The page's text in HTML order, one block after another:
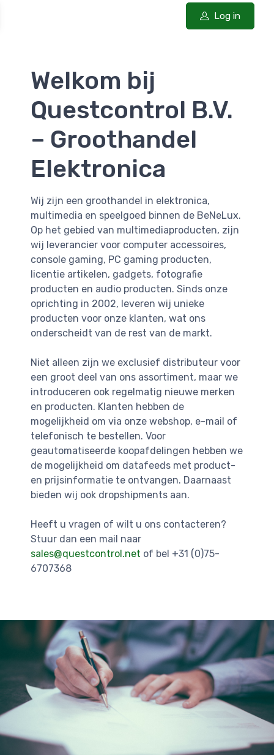
Log in
Welkom bij
Questcontrol B.V.
– Groothandel
Elektronica
Wij zijn een groothandel in elektronica,
multimedia en speelgoed binnen de BeNeLux.
Op het gebied van multimediaproducten, zijn
wij leverancier voor computer accessoires,
console gaming, PC gaming producten,
licentie artikelen, gadgets, fotografie
producten en audio producten. Sinds onze
oprichting in 2002, leveren wij unieke
producten voor onze klanten, wat ons
onderscheidt van de rest van de markt.
Niet alleen zijn we exclusief distributeur voor
een groot deel van ons assortiment, maar we
introduceren ook regelmatig nieuwe merken
en producten. Klanten hebben de
mogelijkheid om via onze webshop, e-mail of
telefonisch te bestellen. Voor
geautomatiseerde koopafdelingen hebben we
de mogelijkheid om datafeeds met product-
en prijsinformatie te ontvangen. Daarnaast
bieden wij ook dropshipments aan.
Heeft u vragen of wilt u ons contacteren?
Stuur dan een mail naar
sales@questcontrol.net of bel +31 (0)75-
6707368